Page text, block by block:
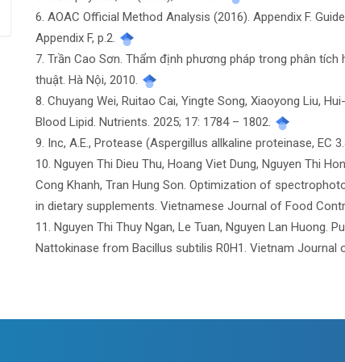
6. AOAC Official Method Analysis (2016). Appendix F.
Appendix F, p.2.
7. Trần Cao Sơn. Thẩm định phương pháp trong phân
thuật. Hà Nội, 2010.
8. Chuyang Wei, Ruitao Cai, Yingte Song, Xiaoyong Liu,
Blood Lipid. Nutrients. 2025; 17: 1784 – 1802.
9. Inc, A.E., Protease (Aspergillus allkaline proteinase, EC
10. Nguyen Thi Dieu Thu, Hoang Viet Dung, Nguyen Thi
Cong Khanh, Tran Hung Son. Optimization of
in dietary supplements. Vietnamese Journal of Food
11. Nguyen Thi Thuy Ngan, Le Tuan, Nguyen Lan
Nattokinase from Bacillus subtilis R0H1. Vietnam Journal